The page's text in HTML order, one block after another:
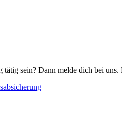
sein? Dann melde dich bei uns.